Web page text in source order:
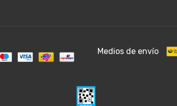
Medios de envío